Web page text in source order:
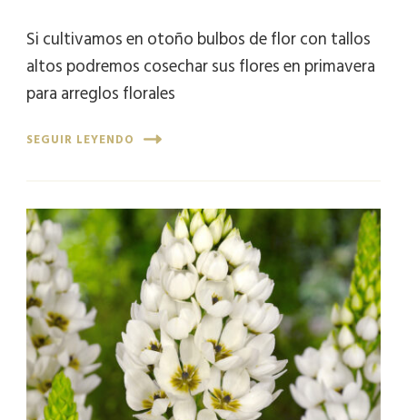
Si cultivamos en otoño bulbos de flor con tallos
altos podremos cosechar sus flores en primavera
para arreglos florales
SEGUIR LEYENDO